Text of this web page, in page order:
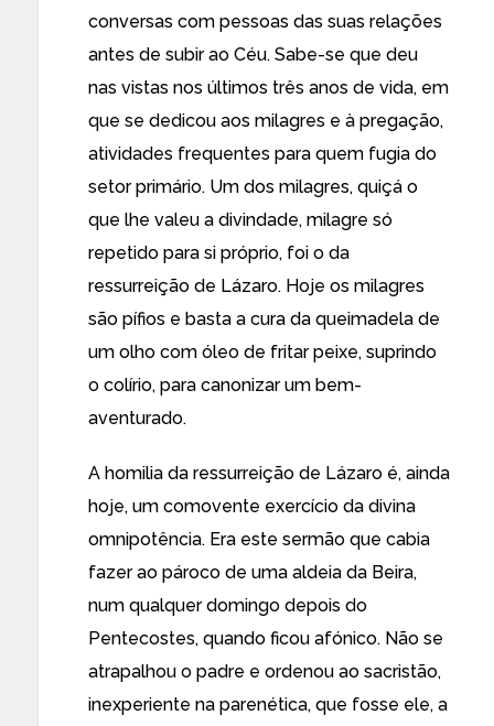
conversas com pessoas das suas relações
antes de subir ao Céu. Sabe-se que deu
nas vistas nos últimos três anos de vida, em
que se dedicou aos milagres e à pregação,
atividades frequentes para quem fugia do
setor primário. Um dos milagres, quiçá o
que lhe valeu a divindade, milagre só
repetido para si próprio, foi o da
ressurreição de Lázaro. Hoje os milagres
são pífios e basta a cura da queimadela de
um olho com óleo de fritar peixe, suprindo
o colírio, para canonizar um bem-
aventurado.
A homilia da ressurreição de Lázaro é, ainda
hoje, um comovente exercício da divina
omnipotência. Era este sermão que cabia
fazer ao pároco de uma aldeia da Beira,
num qualquer domingo depois do
Pentecostes, quando ficou afónico. Não se
atrapalhou o padre e ordenou ao sacristão,
inexperiente na parenética, que fosse ele, a